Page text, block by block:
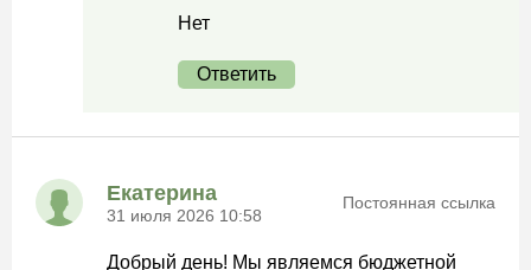
Нет
Ответить
Екатерина
31 июля 2026 10:58
Постоянная ссылка
Добрый день! Мы являемся бюджетной